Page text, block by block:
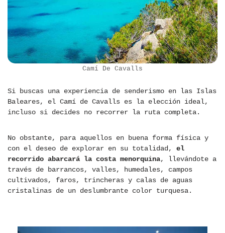
Camí De Cavalls
Si buscas una experiencia de senderismo en las Islas
Baleares, el Camí de Cavalls es la elección ideal,
incluso si decides no recorrer la ruta completa.
No obstante, para aquellos en buena forma física y
con el deseo de explorar en su totalidad, el
recorrido abarcará la costa menorquina, llevándote a
través de barrancos, valles, humedales, campos
cultivados, faros, trincheras y calas de aguas
cristalinas de un deslumbrante color turquesa.